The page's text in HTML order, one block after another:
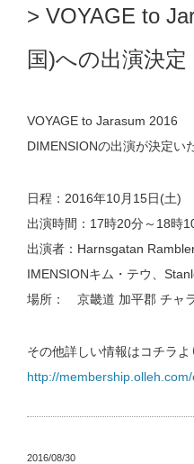
VOYAGE to
国)への出演決定
VOYAGE to Jarasum 2016
DIMENSIONの出演が決定い
日程：2016年10月15日(土)
出演時間：17時20分～18時
出演者：Harnsgatan
IMENSIONキム・テウ、
場所： 京畿道 加平郡 チャ
その他詳しい情報はコチラよ
http://
2016/08/30